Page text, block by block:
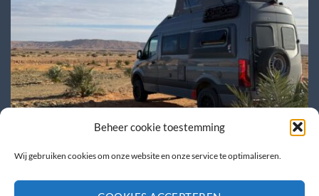
Beheer cookie toestemming
Wij gebruiken cookies om onze website en onze service te optimaliseren.
Caravana beurs + Ut & Thús